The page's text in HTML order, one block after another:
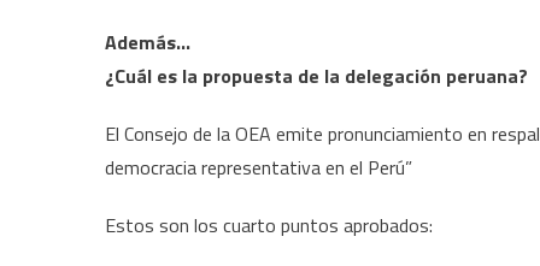
Además…
¿Cuál es la propuesta de la delegación peruana?
El Consejo de la OEA emite pronunciamiento en
democracia representativa en el Perú”
Estos son los cuarto puntos aprobados: